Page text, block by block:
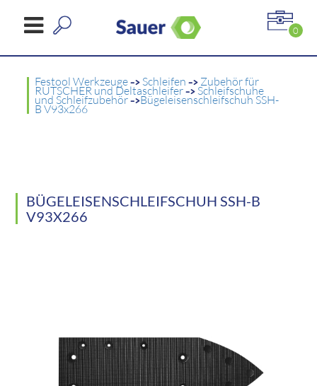
0
Festool Werkzeuge-> Schleifen-> Zubehör für
RUTSCHER und Deltaschleifer-> Schleifschuhe
und Schleifzubehör->Bügeleisenschleifschuh SSH-
B V93x266
BÜGELEISENSCHLEIFSCHUH SSH-B
V93X266